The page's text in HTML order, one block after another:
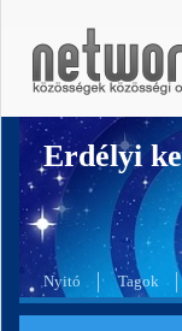
Erdélyi
Nyitó Tagok